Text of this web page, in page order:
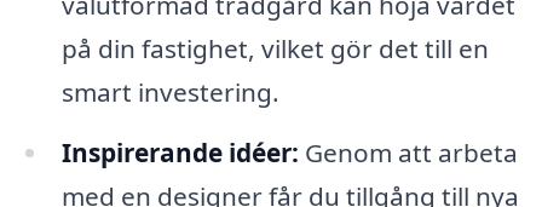
på din fastighet, vilket gör det till en
smart investering.
Inspirerande idéer: Genom att arbeta
med en designer får du tillgång till nya